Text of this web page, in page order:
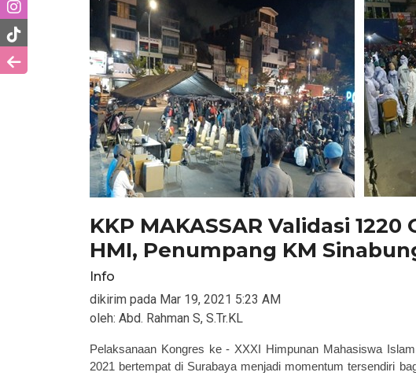
KKP MAKASSAR Validasi
HMI, Penumpang KM
Info
dikirim pada Mar 19, 2021 5:23 AM
oleh: Abd. Rahman S, S.Tr.KL
Pelaksanaan Kongres ke - XXXI Himpunan Mahasiswa I
2021 bertempatdi Surabaya menjadi momentum tersendiri